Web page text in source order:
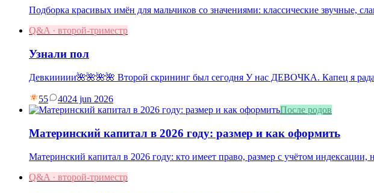
Подборка красивых имён для мальчиков со значениями: классические звучные,
Q&A · второй-триместр
Узнали пол
Девкиииии🌺🌺🌺🌺 Второй скрининг был сегодня У нас ДЕВОЧКА. Капец я
55 4024 jun 2026
После родов
Материнский капитал в 2026 году: размер и как оформить
Материнский капитал в 2026 году: кто имеет право, размер с учётом
Q&A · второй-триместр